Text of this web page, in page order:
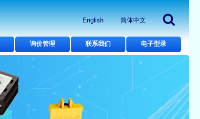
简体中文
English
询价管理 联系我们 电子型录